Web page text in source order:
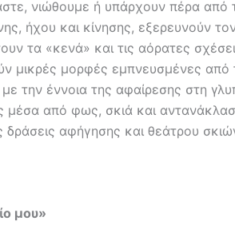
νιώθουμε ή υπάρχουν πέρα
ήχου και κίνησης, εξερευνούν
τα «κενά» και τις αόρατες
μικρές μορφές εμπνευσμένες από
την έννοια της αφαίρεσης στη
μέσα από φως, σκιά και
δράσεις αφήγησης και θεάτρου
μου»